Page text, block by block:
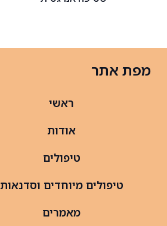
מפת אתר
ראשי
אודות
טיפולים
טיפולים מיוחדים וסדנאות
מאמרים